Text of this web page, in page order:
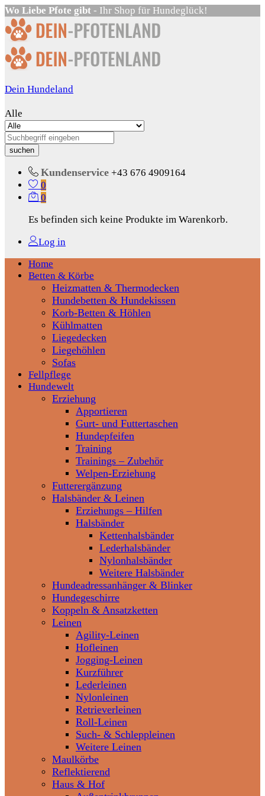
Wo Liebe Pfote gibt - Ihr Shop für Hundeglück!
Dein Hundeland
Alle
suchen
Kundenservice +43 676 4909164
0
0
Es befinden sich keine Produkte im Warenkorb.
Log in
Home
Betten & Körbe
Heizmatten & Thermodecken
Hundebetten & Hundekissen
Korb-Betten & Höhlen
Kühlmatten
Liegedecken
Liegehöhlen
Sofas
Fellpflege
Hundewelt
Erziehung
Apportieren
Gurt- und Futtertaschen
Hundepfeifen
Training
Trainings – Zubehör
Welpen-Erziehung
Futterergänzung
Halsbänder & Leinen
Erziehungs – Hilfen
Halsbänder
Kettenhalsbänder
Lederhalsbänder
Nylonhalsbänder
Weitere Halsbänder
Hundeadressanhänger & Blinker
Hundegeschirre
Koppeln & Ansatzketten
Leinen
Agility-Leinen
Hofleinen
Jogging-Leinen
Kurzführer
Lederleinen
Nylonleinen
Retrieverleinen
Roll-Leinen
Such- & Schleppleinen
Weitere Leinen
Maulkörbe
Reflektierend
Haus & Hof